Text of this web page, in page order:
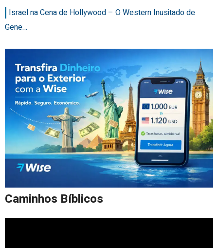
Israel na Cena de Hollywood – O Western Inusitado de
Gene…
Caminhos Bíblicos